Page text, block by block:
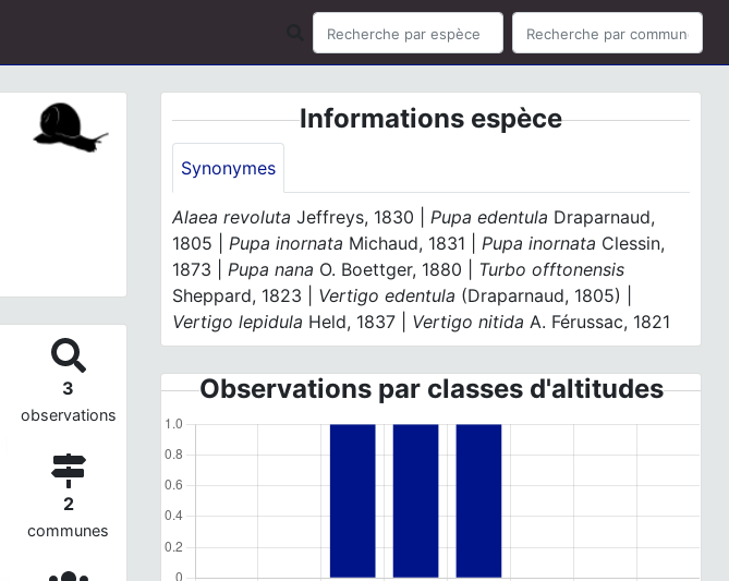
3
observations
2
communes
Informations espèce
Synonymes
Alaea revoluta Jeffreys, 1830 |Pupa edentula Draparnaud,
1805 |Pupa inornata Michaud, 1831 |Pupa inornata Clessin,
1873 |Pupa nana O. Boettger, 1880 | Turbo offtonensis
Sheppard, 1823 | Vertigo edentula (Draparnaud, 1805) |
Vertigo lepidula Held, 1837 | Vertigo nitida A. Férussac, 1821
Observations par classes d'altitudes